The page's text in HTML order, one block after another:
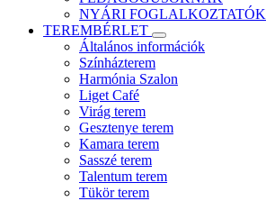
NYÁRI FOGLALKOZTATÓK
TEREMBÉRLET
Általános információk
Színházterem
Harmónia Szalon
Liget Café
Virág terem
Gesztenye terem
Kamara terem
Sasszé terem
Talentum terem
Tükör terem